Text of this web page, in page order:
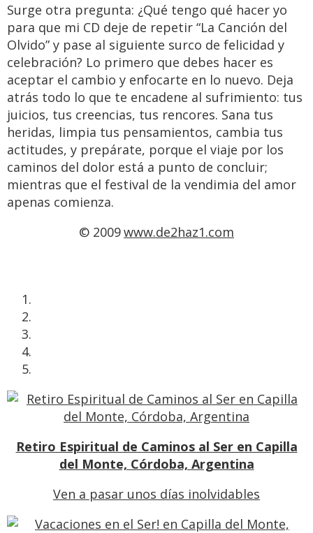
Surge otra pregunta: ¿Qué tengo qué hacer yo
para que mi CD deje de repetir “La Canción del
Olvido” y pase al siguiente surco de felicidad y
celebración? Lo primero que debes hacer es
aceptar el cambio y enfocarte en lo nuevo. Deja
atrás todo lo que te encadene al sufrimiento: tus
juicios, tus creencias, tus rencores. Sana tus
heridas, limpia tus pensamientos, cambia tus
actitudes, y prepárate, porque el viaje por los
caminos del dolor está a punto de concluir;
mientras que el festival de la vendimia del amor
apenas comienza.
© 2009www.de2haz1.com
Retiro Espiritual de Caminos al Ser en Capilla
del Monte, Córdoba, Argentina
Ven a pasar unos días inolvidables